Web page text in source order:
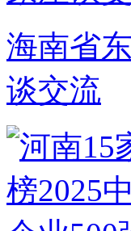
海南省
谈交流